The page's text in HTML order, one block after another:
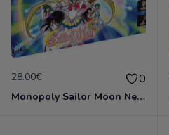
28.00€ 0
Monopoly Sailor Moon Neuf scellé